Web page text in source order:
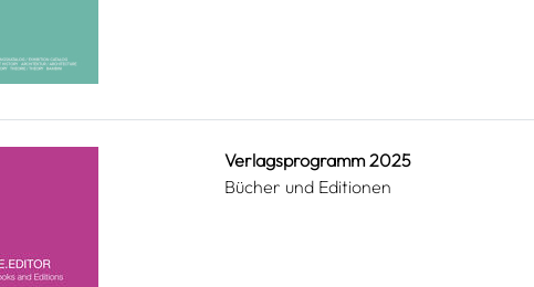
Verlagsprogramm 2025
Bücher und Editionen